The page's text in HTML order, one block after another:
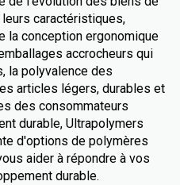
caractéristiques,
la conception ergonomique
accrocheurs qui
la polyvalence des
articles légers, durables et
des consommateurs
durable, Ultrapolymers
d'options de polymères
aider à répondre à vos
durable.